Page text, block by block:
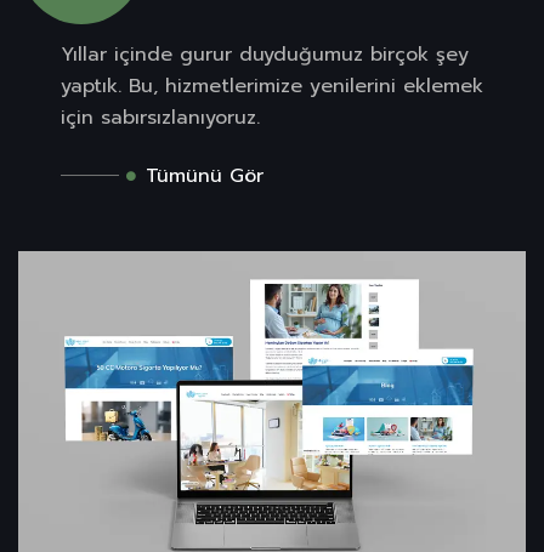
Yıllar içinde gurur duyduğumuz birçok şey
yaptık. Bu, hizmetlerimize yenilerini eklemek
için sabırsızlanıyoruz.
Tümünü Gör